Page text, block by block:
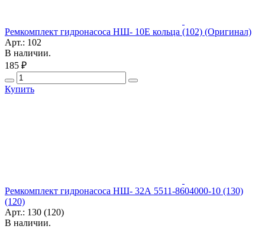
Ремкомплект гидронасоса НШ- 10Е кольца (102) (Оригинал)
Арт.: 102
В наличии.
185 ₽
Купить
Ремкомплект гидронасоса НШ- 32А 5511-8604000-10 (130)
(120)
Арт.: 130 (120)
В наличии.